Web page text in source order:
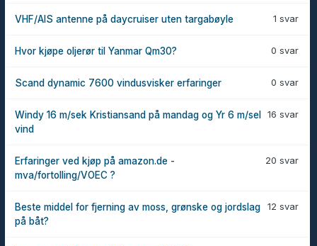
1 svar
VHF/AIS antenne på daycruiser uten targabøyle
0 svar
Hvor kjøpe oljerør til Yanmar Qm30?
0 svar
Scand dynamic 7600 vindusvisker erfaringer
16 svar
Windy 16 m/sek Kristiansand på mandag og Yr 6 m/sel
vind
20 svar
Erfaringer ved kjøp på amazon.de -
mva/fortolling/VOEC ?
12 svar
Beste middel for fjerning av moss, grønske og jordslag
på båt?